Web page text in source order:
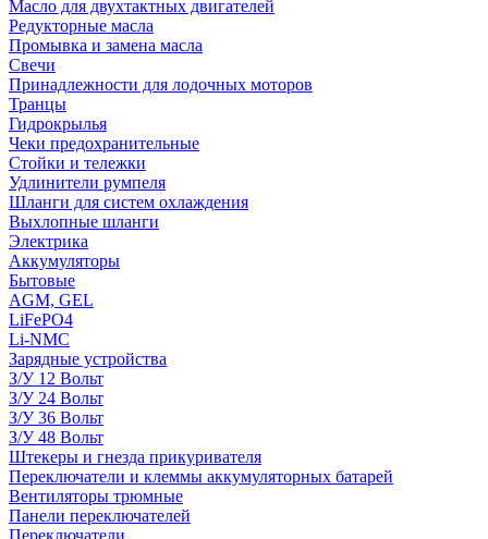
Масло для двухтактных двигателей
Редукторные масла
Промывка и замена масла
Свечи
Принадлежности для лодочных моторов
Транцы
Гидрокрылья
Чеки предохранительные
Стойки и тележки
Удлинители румпеля
Шланги для систем охлаждения
Выхлопные шланги
Электрика
Аккумуляторы
Бытовые
AGM, GEL
LiFePO4
Li-NMC
Зарядные устройства
З/У 12 Вольт
З/У 24 Вольт
З/У 36 Вольт
З/У 48 Вольт
Штекеры и гнезда прикуривателя
Переключатели и клеммы аккумуляторных батарей
Вентиляторы трюмные
Панели переключателей
Переключатели